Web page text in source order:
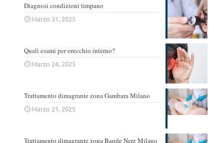
Diagnosi condizioni timpano
Marzo 31, 2025
Quali esami per orecchio interno?
Marzo 24, 2025
Trattamento dimagrante zona Gambara Milano
Marzo 21, 2025
Trattamento dimagrante zona Bande Nere Milano